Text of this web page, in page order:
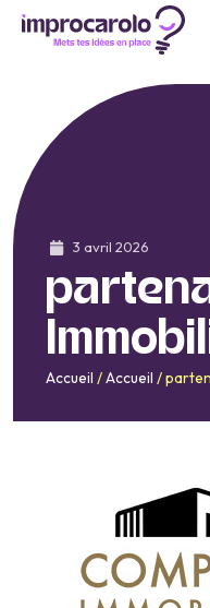
3 avril 2026
Accueil /Accueil /